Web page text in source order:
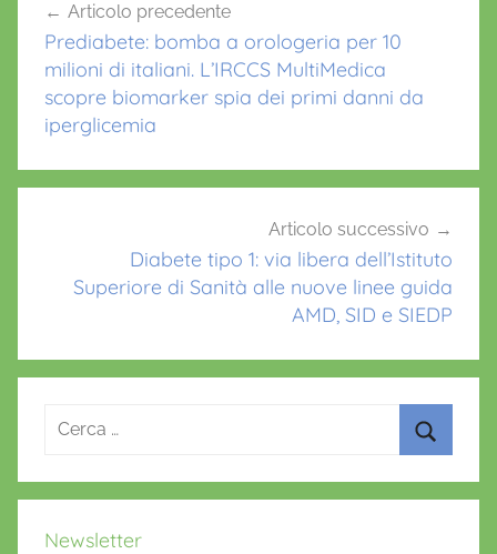
o
k
p
c
u
s
m
articoli
Articolo precedente
Prediabete: bomba a orologeria per 10
milioni di italiani. L’IRCCS MultiMedica
scopre biomarker spia dei primi danni da
iperglicemia
Articolo successivo
Diabete tipo 1: via libera dell’Istituto
Superiore di Sanità alle nuove linee guida
AMD, SID e SIEDP
Ricerca
Newsletter